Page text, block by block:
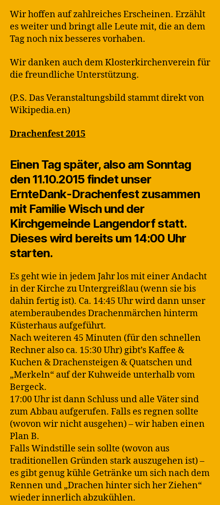
Wir hoffen auf zahlreiches Erscheinen. Erzählt
es weiter und bringt alle Leute mit, die an dem
Tag noch nix besseres vorhaben.
Wir danken auch dem Klosterkirchenverein für
die freundliche Unterstützung.
(P.S. Das Veranstaltungsbild stammt direkt von
Wikipedia.en)
Drachenfest 2015
Einen Tag später, also am Sonntag
den 11.10.2015 findet unser
ErnteDank-Drachenfestzusammen
mit Familie Wisch und der
Kirchgemeinde Langendorf statt.
Dieseswird bereits um 14:00 Uhr
starten.
Es geht wie in jedem Jahr los mit einer Andacht
in der Kirche zu Untergreißlau (wenn sie bis
dahin fertig ist). Ca. 14:45 Uhr wird dann unser
atemberaubendes Drachenmärchen hinterm
Küsterhaus aufgeführt.
Nach weiteren 45 Minuten (für den schnellen
Rechner also ca. 15:30 Uhr) gibt’s Kaffee &
Kuchen & Drachensteigen & Quatschen und
„Merkeln“ auf der Kuhweide unterhalb vom
Bergeck.
17:00 Uhr ist dann Schluss und alle Väter sind
zum Abbau aufgerufen. Falls es regnen sollte
(wovon wir nicht ausgehen) – wir haben einen
Plan B.
Falls Windstille sein sollte (wovon aus
traditionellen Gründen stark auszugehen ist) –
es gibt genug kühle Getränke um sich nach dem
Rennen und „Drachen hinter sich her Ziehen“
wieder innerlich abzukühlen.